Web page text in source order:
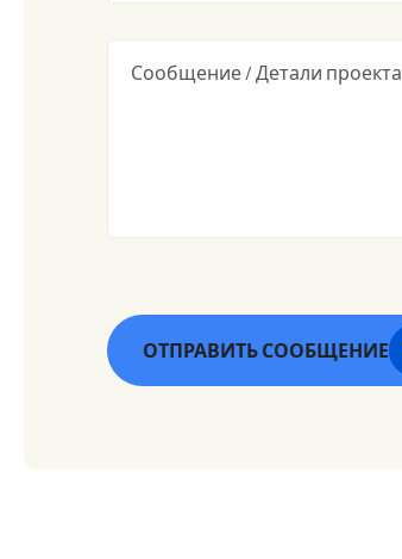
Сообщение / Детали проекта
ОТПРАВИТЬ СООБЩЕНИЕ